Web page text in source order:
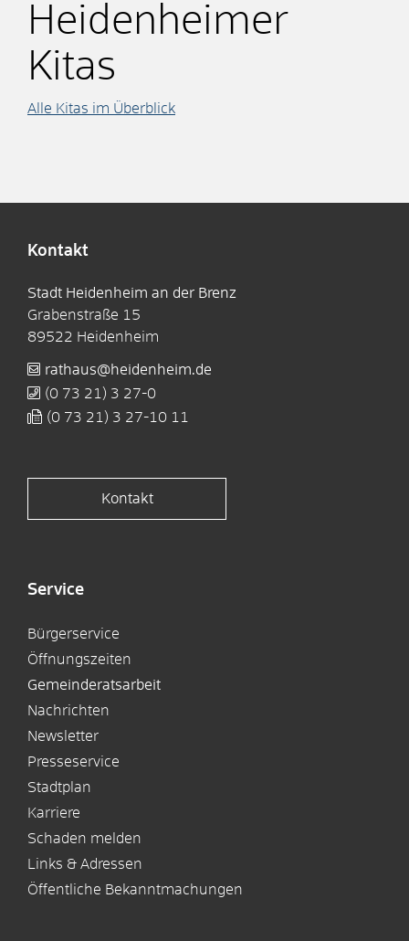
Heidenheimer
Kitas
Alle Kitas im Überblick
Kontakt
Stadt Heidenheim an der Brenz
Grabenstraße 15
89522 Heidenheim
rathaus@heidenheim.de
(0 73 21) 3 27-0
(0 73 21) 3 27-10 11
Kontakt
Service
Bürgerservice
Öffnungszeiten
Gemeinderatsarbeit
Nachrichten
Newsletter
Presseservice
Stadtplan
Karriere
Schaden melden
Links & Adressen
Öffentliche Bekanntmachungen